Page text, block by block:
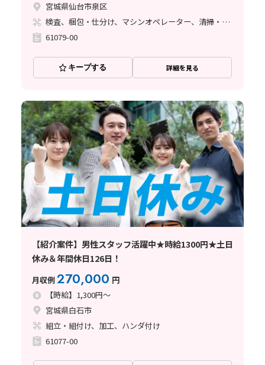
宮城県仙台市泉区
検査、梱包・仕分け、マシンオペレーター、清掃・洗浄
61079-00
キープする 詳細を見る
【紹介案件】男性スタッフ活躍中★時給1300円★土日
休み＆年間休日126日！
月収例270,000 円
【時給】1,300円～
宮城県白石市
組立・組付け、加工、ハンダ付け
61077-00